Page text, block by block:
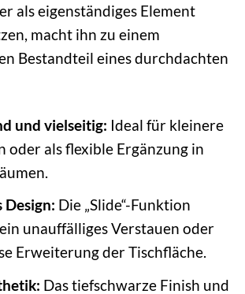
als eigenständiges Element
macht ihn zu einem
Bestandteil eines durchdachten
und vielseitig: Ideal für kleinere
oder als flexible Ergänzung in
Die „Slide“-Funktion
unauffälliges Verstauen oder
Erweiterung der Tischfläche.
Das tiefschwarze Finish und